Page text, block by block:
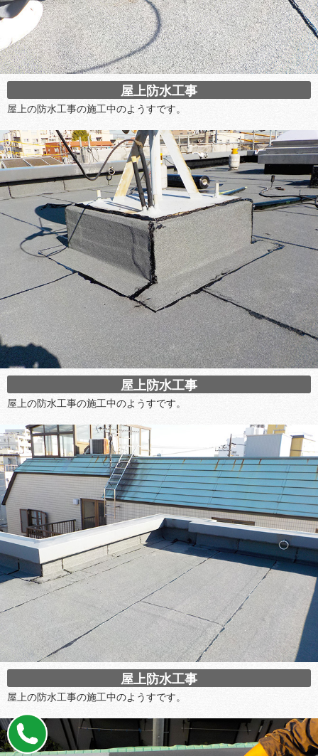
屋上防水工事
屋上の防水工事の施工中のようすです。
屋上防水工事
屋上の防水工事の施工中のようすです。
屋上防水工事
屋上の防水工事の施工中のようすです。